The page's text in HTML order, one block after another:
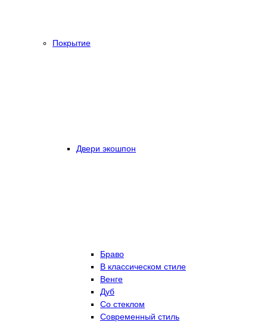
Покрытие
Двери экошпон
Браво
В классическом стиле
Венге
Дуб
Со стеклом
Современный стиль